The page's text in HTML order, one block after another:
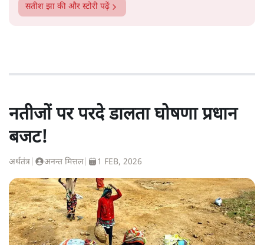
सतीश झा की और स्टोरी पढ़ें
नतीजों पर परदे डालता घोषणा प्रधान
बजट!
अर्थतंत्र अनन्त मित्तल| 1 FEB, 2026